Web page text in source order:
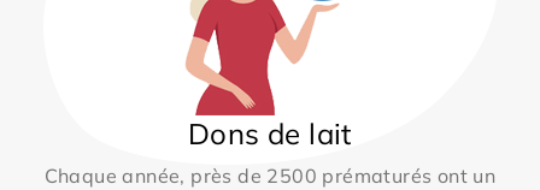
Dons de lait
Chaque année, près de 2500 prématurés ont un